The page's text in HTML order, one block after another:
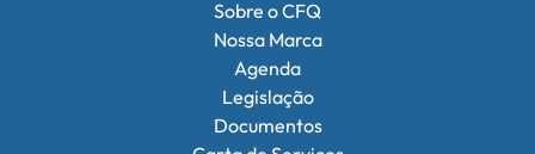
Sobre o CFQ
Nossa Marca
Agenda
Legislação
Documentos